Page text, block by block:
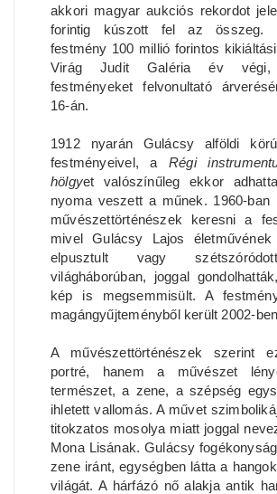
akkori magyar aukciós rekordot
forintig kúszott fel az összeg.
festmény 100 millió forintos
Virág Judit Galéria év végi,
festményeket felvonultató
16-án.
1912 nyarán Gulácsy alföldi
festményeivel, aRégi
hölgyet valószínűleg ekkor
nyoma veszett a műnek. 1960-ban
művészettörténészek keresni a
mivel Gulácsy Lajos
elpusztult vagy
világháborúban, joggal
kép is megsemmisült. A
magángyűjteményből került 2002-
A művészettörténészek szerint
portré, hanem a művészet
természet, a zene, a szépség
ihletett vallomás. A művet
titokzatos mosolya miatt joggal
Mona Lisának. Gulácsy
zene iránt, egységben látta a
világát. A hárfázó nő alakja antik